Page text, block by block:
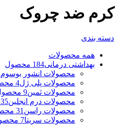
کرم ضد چروک
دسته بندی
همه محصولات
بهداشتی درمانی184 محصول
محصولات انشور بوسوم
محصولات پلی ژل4 محصول
محصولات ثمین9 محصول
محصولات درم انجلین35 محصول
محصولات راسن 31 محصول
محصولات سریتا7 محصول